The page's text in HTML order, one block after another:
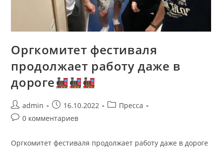
Оргкомитет фестиваля
продолжает работу даже в
дороге
admin 16.10.2022
Пресса
0 комментариев
Оргкомитет фестиваля продолжает работу даже в дороге